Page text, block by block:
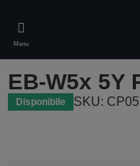
main
content
Menu
EB-W5x 5Y
Disponibile SKU: